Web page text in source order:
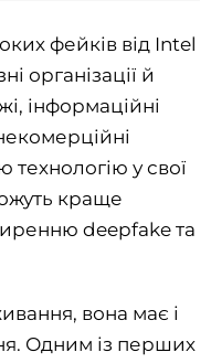
фейків від Intel
організації й
інформаційні
технологію у свої
краще
deepfake та
вона має і
Одним із перших